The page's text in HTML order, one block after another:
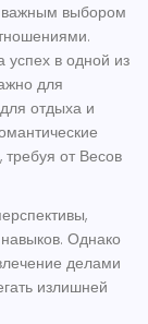
важным выбором
успех в одной из
для
отдыха и
от Весов
Однако
делами
излишней